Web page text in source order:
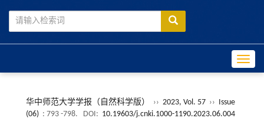
华中师范大学学报（自然科学版） ›› 2023, Vol. 57 ››
Issue
(06) : 793 -798. DOI: 10.19603/j.cnki.1000-1190.2023.06.004